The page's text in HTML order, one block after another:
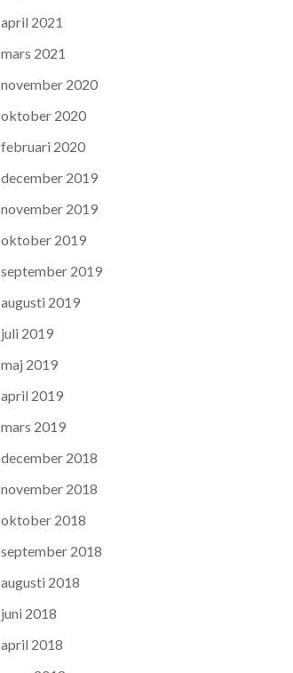
april 2021
mars 2021
november 2020
oktober 2020
februari 2020
december 2019
november 2019
oktober 2019
september 2019
augusti 2019
juli 2019
maj 2019
april 2019
mars 2019
december 2018
november 2018
oktober 2018
september 2018
augusti 2018
juni 2018
april 2018